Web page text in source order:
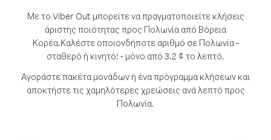
Με το Viber Out μπορείτε να πραγματοποιείτε κλήσεις
άριστης ποιότητας προς Πολωνία από Βόρεια
Κορέα.Καλέστε οποιονδήποτε αριθμό σε Πολωνία -
σταθερό ή κινητό! - μόνο από 3.2 ¢ το λεπτό.
Αγοράστε πακέτα μονάδων ή ένα πρόγραμμα κλήσεων και
αποκτήστε τις χαμηλότερες χρεώσεις ανά λεπτό προς
Πολωνία.